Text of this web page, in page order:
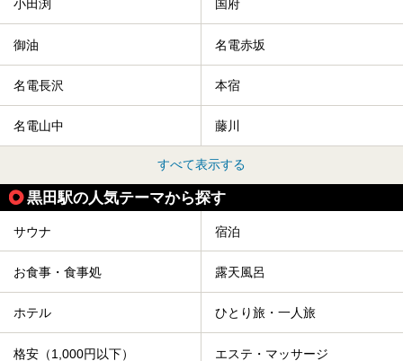
小田渕 国府
御油 名電赤坂
名電長沢 本宿
名電山中 藤川
すべて表示する
黒田駅の人気テーマから探す
サウナ 宿泊
お食事・食事処 露天風呂
ホテル ひとり旅・一人旅
格安（1,000円以下） エステ・マッサージ